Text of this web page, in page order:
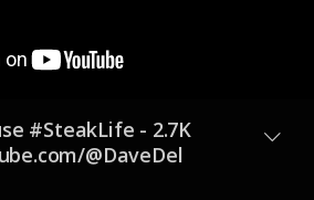
#SteakLife - 2.7K
@DaveDel